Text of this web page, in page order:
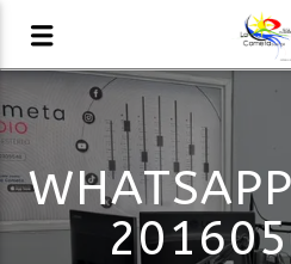
AUDIO
LA COMETA,